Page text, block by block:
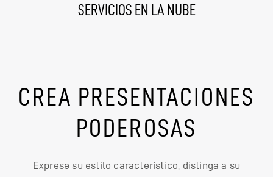
SERVICIOS EN LA NUBE
CREA PRESENTACIONES
PODEROSAS
Exprese su estilo característico, distinga a su